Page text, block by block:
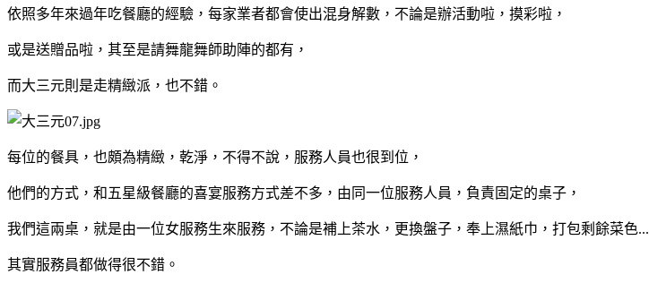
依照多年來過年吃餐廳的經驗，每家業者都會使出混身解數，不論是辦活動啦，摸彩啦，
或是送贈品啦，其至是請舞龍舞師助陣的都有，
而大三元則是走精緻派，也不錯。
每位的餐具，也頗為精緻，乾淨，不得不說，服務人員也很到位，
他們的方式，和五星級餐廳的喜宴服務方式差不多，由同一位服務人員，負責固定的桌子，
我們這兩桌，就是由一位女服務生來服務，不論是補上茶水，更換盤子，奉上濕紙巾，打包剩餘菜色...
其實服務員都做得很不錯。